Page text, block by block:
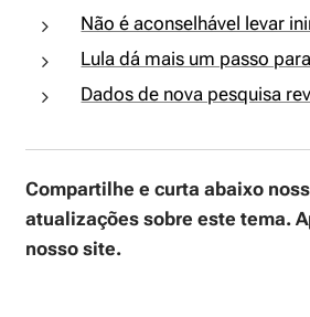
Não é aconselhável levar
Lula dá mais um passo
Dados de nova pesquisa
Compartilhe e curta abaixo
atualizações sobre este tema.
nosso site.